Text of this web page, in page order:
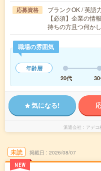
応募資格
ブランクOK / 英語
【必須】企業の情
持ちの方且つ何か
職場の雰囲気
年齢層
20代
気になる!
派遣会社 アデ
未読
NEW
掲載日 2026/08/07